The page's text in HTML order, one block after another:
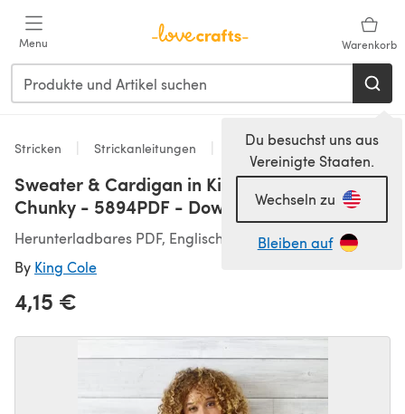
Menu Warenkorb
Du besuchst uns aus
Vereinigte Staaten.
Wechseln zu
Bleiben auf
Stricken Strickanleitungen Pullover
Sweater & Cardigan in King Cole Wildwood
Chunky - 5894PDF - Downloadable PDF
Herunterladbares PDF, Englisch
By King Cole
4,15 €